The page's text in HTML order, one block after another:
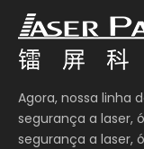
Agora, nossa linha
segurança a laser,
segurança a laser,